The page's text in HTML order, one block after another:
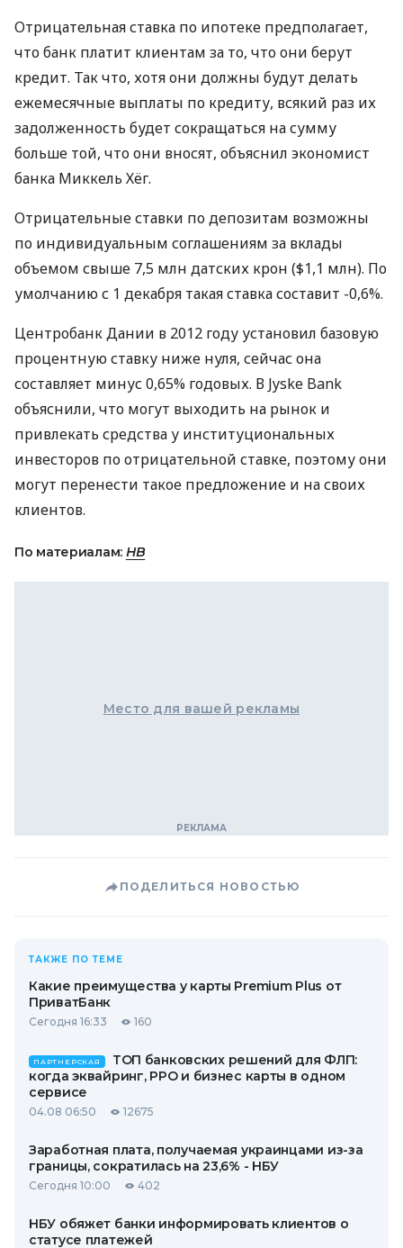
Отрицательная ставка по ипотеке предполагает,
что банк платит клиентам за то, что они берут
кредит. Так что, хотя они должны будут делать
ежемесячные выплаты по кредиту, всякий раз их
задолженность будет сокращаться на сумму
больше той, что они вносят, объяснил экономист
банка Миккель Хёг.
Отрицательные ставки по депозитам возможны
по индивидуальным соглашениям за вклады
объемом свыше 7,5 млн датских крон ($1,1 млн). По
умолчанию с 1 декабря такая ставка составит -0,6%.
Центробанк Дании в 2012 году установил базовую
процентную ставку ниже нуля, сейчас она
составляет минус 0,65% годовых. В Jyske Bank
объяснили, что могут выходить на рынок и
привлекать средства у институциональных
инвесторов по отрицательной ставке, поэтому они
могут перенести такое предложение и на своих
клиентов.
По материалам: НВ
Место для вашей рекламы
ПОДЕЛИТЬСЯ НОВОСТЬЮ
ТАКЖЕ ПО ТЕМЕ
Какие преимущества у карты Premium Plus от
ПриватБанк
Сегодня 16:33 160
ПАРТНЕРСКАЯ
ТОП банковских решений для ФЛП:
когда эквайринг, РРО и бизнес карты в одном
сервисе
04.08 06:50 12675
Заработная плата, получаемая украинцами из-за
границы, сократилась на 23,6% - НБУ
Сегодня 10:00 402
НБУ обяжет банки информировать клиентов о
статусе платежей